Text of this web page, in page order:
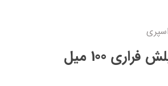
100 میل